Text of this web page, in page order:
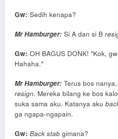
Gw: Sedih kenapa?
Mr Hamburger: Si A dan si B
Gw: OH BAGUS DONK! *Kok,
Hahaha.*
Mr Hamburger: Terus bos
resign. Mereka bilang ke bos
suka sama aku. Katanya aku
ga ngapa-ngapain.
Gw: Back stab gimana?